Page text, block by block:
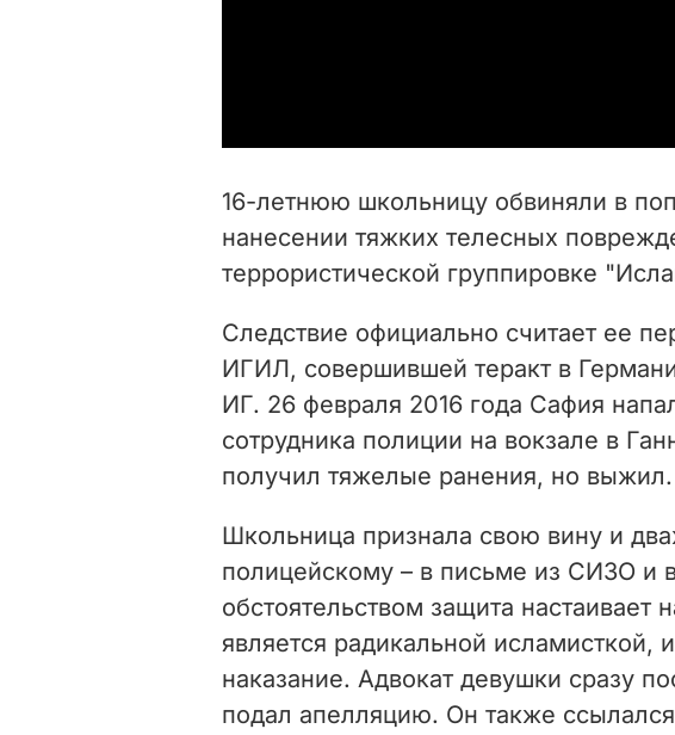
i
d
e
o
16-летнюю школьницу обвиняли в
нанесении тяжких телесных
террористической группировке
Следствие официально считает ее
ИГИЛ, совершившей теракт в
ИГ. 26 февраля 2016 года Сафия
сотрудника полиции на вокзале в
получил тяжелые ранения, но выжил.
Школьница признала свою вину и
полицейскому – в письме из СИЗО и
обстоятельством защита настаивает
является радикальной исламисткой,
наказание. Адвокат девушки сразу
подал апелляцию. Он также ссылался